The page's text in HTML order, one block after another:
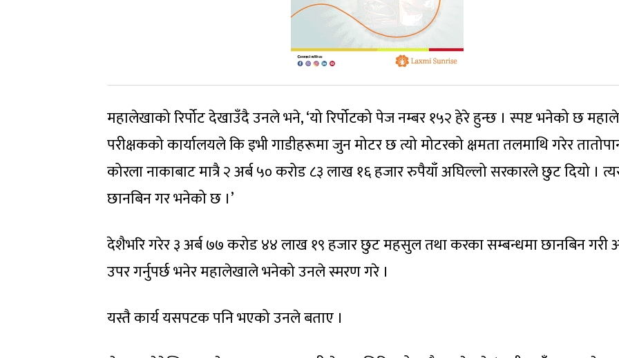
महालेखाको रिर्पोट देखाउँदै उनले भने, ‘यो रिर्पोटको पेज नम्बर १५२ हेरे हुन्छ । स्पष्ट भनेको छ
परीक्षकको कार्यालयले कि इभी गाडीहरूमा जुन मोटर छ त्यो मोटरको क्षमता तलमाथि गरेर
कोरला नाकाबाट मात्रै २ अर्ब ५० करोड ८३ लाख १६ हजार रुपैयाँ अघिल्लो सरकारले छुट दियो ।
छानबिन गर भनेको छ ।’
देशैभरि गरेर ३ अर्ब ७७ करोड ४४ लाख १९ हजार छुट महसुल तथा करका सम्बन्धमा छानबिन
उपर गर्नुपर्छ भनेर महालेखाले भनेको उनले स्मरण गरे ।
यस्तै कार्य यसपटक पनि भएको उनले बताए ।